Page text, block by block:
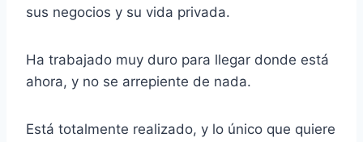
sus negocios y su vida privada.
Ha trabajado muy duro para llegar donde está
ahora, y no se arrepiente de nada.
Está totalmente realizado, y lo único que quiere